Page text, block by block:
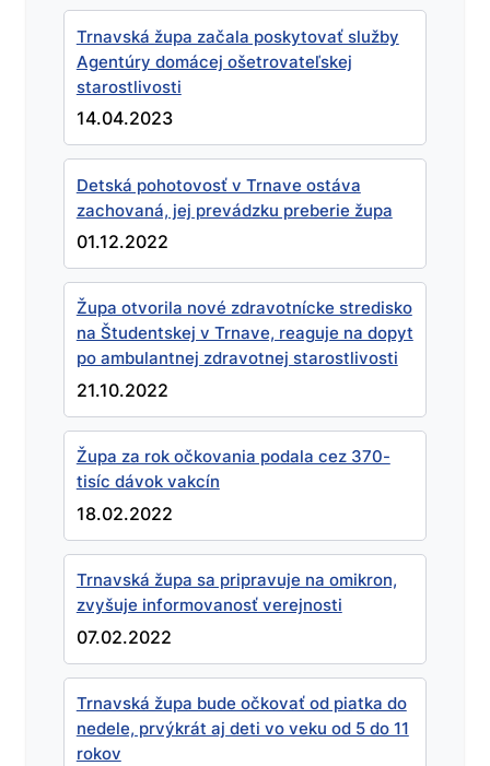
Trnavská župa začala poskytovať služby
Agentúry domácej ošetrovateľskej
starostlivosti
14.04.2023
Detská pohotovosť v Trnave ostáva
zachovaná, jej prevádzku preberie župa
01.12.2022
Župa otvorila nové zdravotnícke stredisko
na Študentskej v Trnave, reaguje na dopyt
po ambulantnej zdravotnej starostlivosti
21.10.2022
Župa za rok očkovania podala cez 370-
tisíc dávok vakcín
18.02.2022
Trnavská župa sa pripravuje na omikron,
zvyšuje informovanosť verejnosti
07.02.2022
Trnavská župa bude očkovať od piatka do
nedele, prvýkrát aj deti vo veku od 5 do 11
rokov